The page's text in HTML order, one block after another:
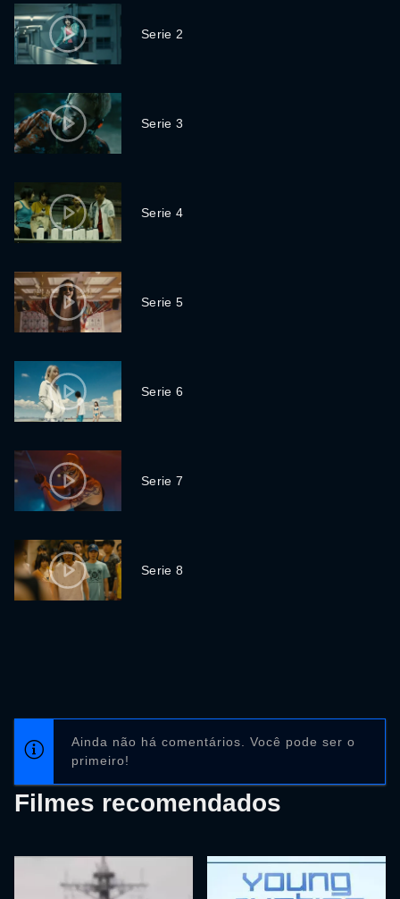
Serie 2
Serie 3
Serie 4
Serie 5
Serie 6
Serie 7
Serie 8
Ainda não há comentários. Você pode ser o
primeiro!
Filmes recomendados